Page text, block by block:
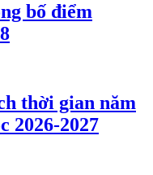
bố điểm
thời gian năm
2026-2027